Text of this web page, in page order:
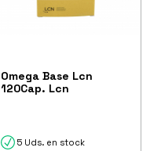
Omega Base Lcn
120Cap. Lcn
5 Uds. en stock